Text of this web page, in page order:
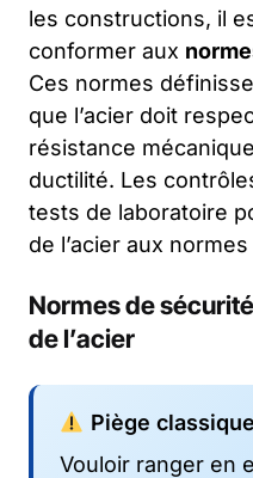
les constructions, il
conformer aux
Ces normes
que l’acier doit
résistance
ductilité. Les
tests de laboratoire
de l’acier aux
Normes de
de l’acier
Piège classique
Vouloir ranger en